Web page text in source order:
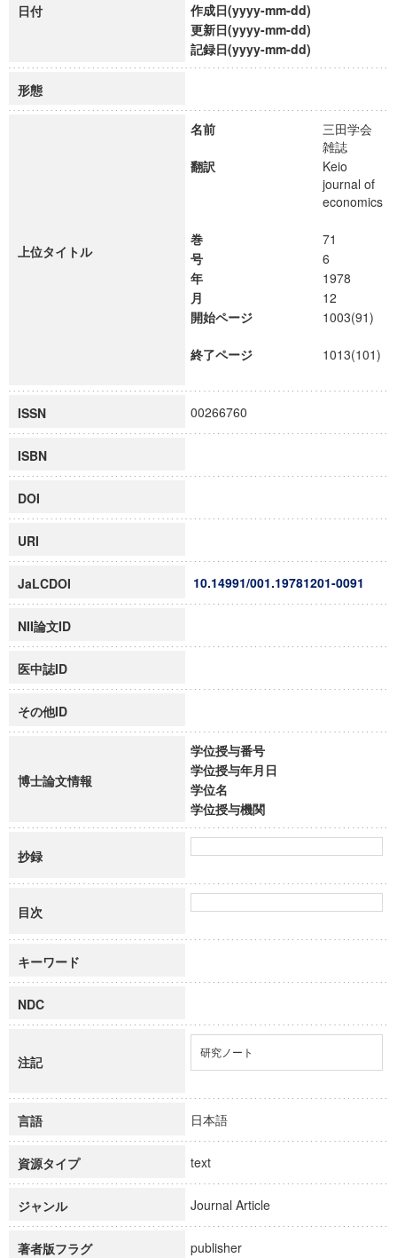
日付
作成日(yyyy-mm-dd)
更新日(yyyy-mm-dd)
記録日(yyyy-mm-dd)
形態
上位タイトル
名前
三田学会
雑誌
翻訳
Keio
journal of
economics
巻
71
号
6
年
1978
月
12
開始ページ
1003(91)
終了ページ 1013(101)
ISSN 00266760
ISBN
DOI
URI
JaLCDOI 10.14991/001.19781201-0091
NII論文ID
医中誌ID
その他ID
博士論文情報
学位授与番号
学位授与年月日
学位名
学位授与機関
抄録
目次
キーワード
NDC
注記
研究ノート
言語 日本語
資源タイプ text
ジャンル Journal Article
著者版フラグ publisher